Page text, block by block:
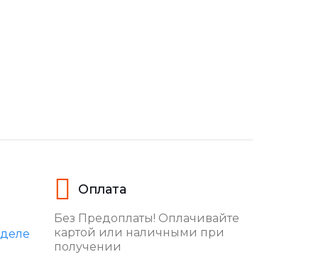
Оплата
Без Предоплаты! Оплачивайте
картой или наличными при
получении